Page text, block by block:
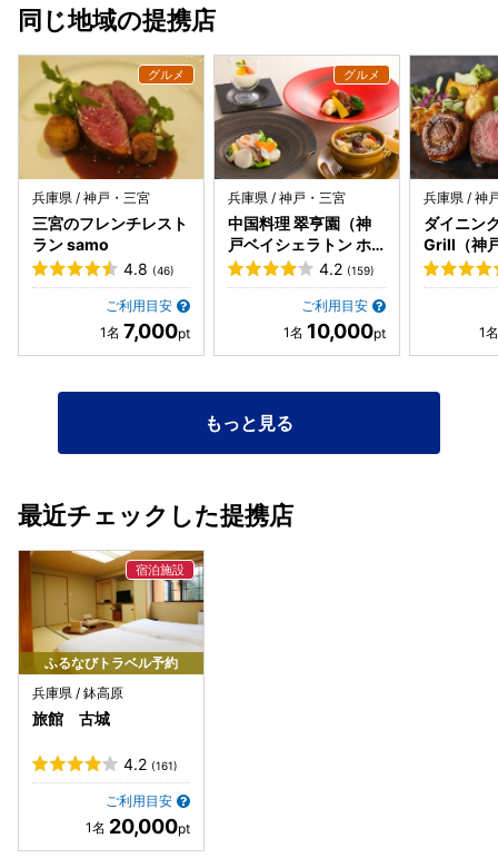
観光客で混雑することも無いため、ゆっくりと食事すること
かいにあるやぶ温泉はよい泉質で温まりますので、食事の前
後に併せて利用されてもよいかと思います。
同じ地域の提携店
兵庫県 / 神戸・三宮
三宮のフレンチレスト
ラン samo
4.8 (46)
ご利用目安
7,000
兵庫県 / 神戸・三宮
中国料理 翠亨園（神
戸ベイシェラトン ホ
テル&タワーズ内）
4.2 (159)
ご利用目安
10,000
兵庫県 / 神
ダイニン
Grill（神
トン ホテ
内）
もっと見る
最近チェックした提携店
ふるなびトラベル予約
兵庫県 / 鉢高原
旅館 古城
4.2 (161)
ご利用目安
20,000